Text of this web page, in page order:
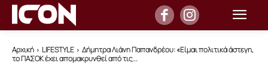
Αρχική LIFESTYLE
Δήμητρα Λιάνη Παπανδρέου: «Είμαι πολιτικά άστεγη,
το ΠΑΣΟΚ έχει απομακρυνθεί από τις...